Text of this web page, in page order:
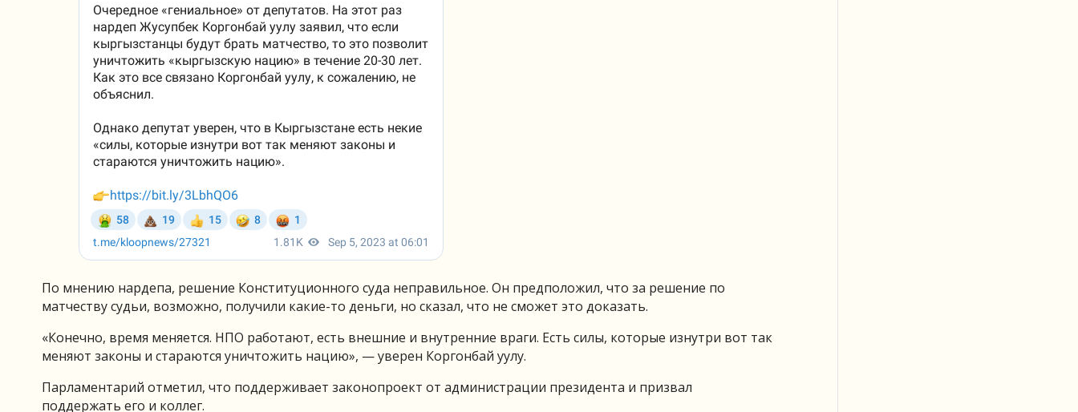
По мнению нардепа, решение Конституционного суда неправильное. Он предположил, что за решение по
матчеству судьи, возможно, получили какие-то деньги, но сказал, что не сможет это доказать.
«Конечно, время меняется. НПО работают, есть внешние и внутренние враги. Есть силы, которые изнутри вот так
меняют законы и стараются уничтожить нацию», — уверен Коргонбай уулу.
Парламентарий отметил, что поддерживает законопроект от администрации президента и призвал
поддержать его и коллег.